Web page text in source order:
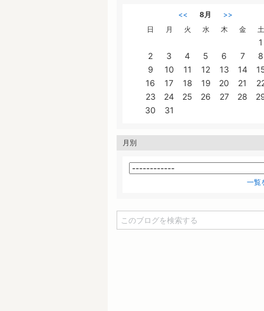
<< 8月
>>
日
月 火 水 木 金 土
1
2
3 4 5 6 7
8
9
10 11 12 13 14
16
17 18 19 20 21
23
24 25 26 27 28
30
31
月別
一覧